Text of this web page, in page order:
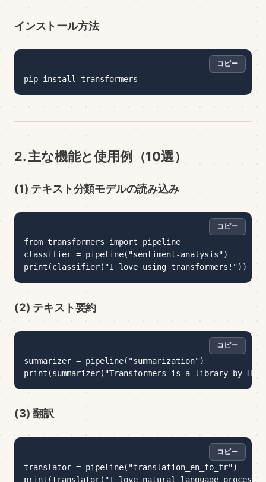
インストール方法
コピー
コピー
2. 主な機能と使用例（10選）
(1) テキスト分類モデルの読み込み
コピー
コピー
from transformers import pipeline
classifier = pipeline("sentiment-analysis")
(2) テキスト要約
コピー
コピー
summarizer = pipeline("summarization")
(3) 翻訳
コピー
コピー
translator = pipeline("translation_en_to_fr")